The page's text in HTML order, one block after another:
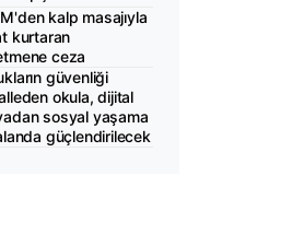
kalp masajıyla
kurtaran
ceza
güvenliği
okula, dijital
sosyal yaşama
güçlendirilecek